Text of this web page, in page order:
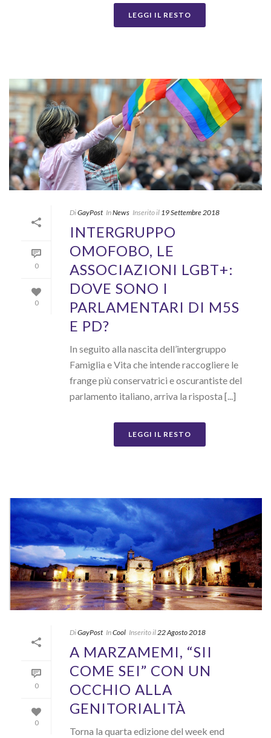
LEGGI IL RESTO
0
0
DiGayPost InNews Inserito il 19 Settembre 2018
INTERGRUPPO
OMOFOBO, LE
ASSOCIAZIONI LGBT+:
DOVE SONO I
PARLAMENTARI DI M5S
E PD?
In seguito alla nascita dell’intergruppo
Famiglia e Vita che intende raccogliere le
frange più conservatrici e oscurantiste del
parlamento italiano, arriva la risposta [...]
LEGGI IL RESTO
0
0
DiGayPost InCool Inserito il22 Agosto 2018
A MARZAMEMI, “SII
COME SEI” CON UN
OCCHIO ALLA
GENITORIALITÀ
Torna la quarta edizione del week end